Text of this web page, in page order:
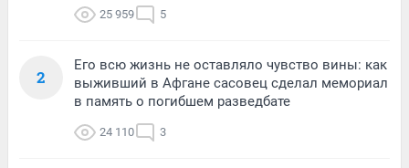
25 959 5
2
Его всю жизнь не оставляло чувство вины: как
выживший в Афгане сасовец сделал мемориал
в память о погибшем разведбате
24 110 3